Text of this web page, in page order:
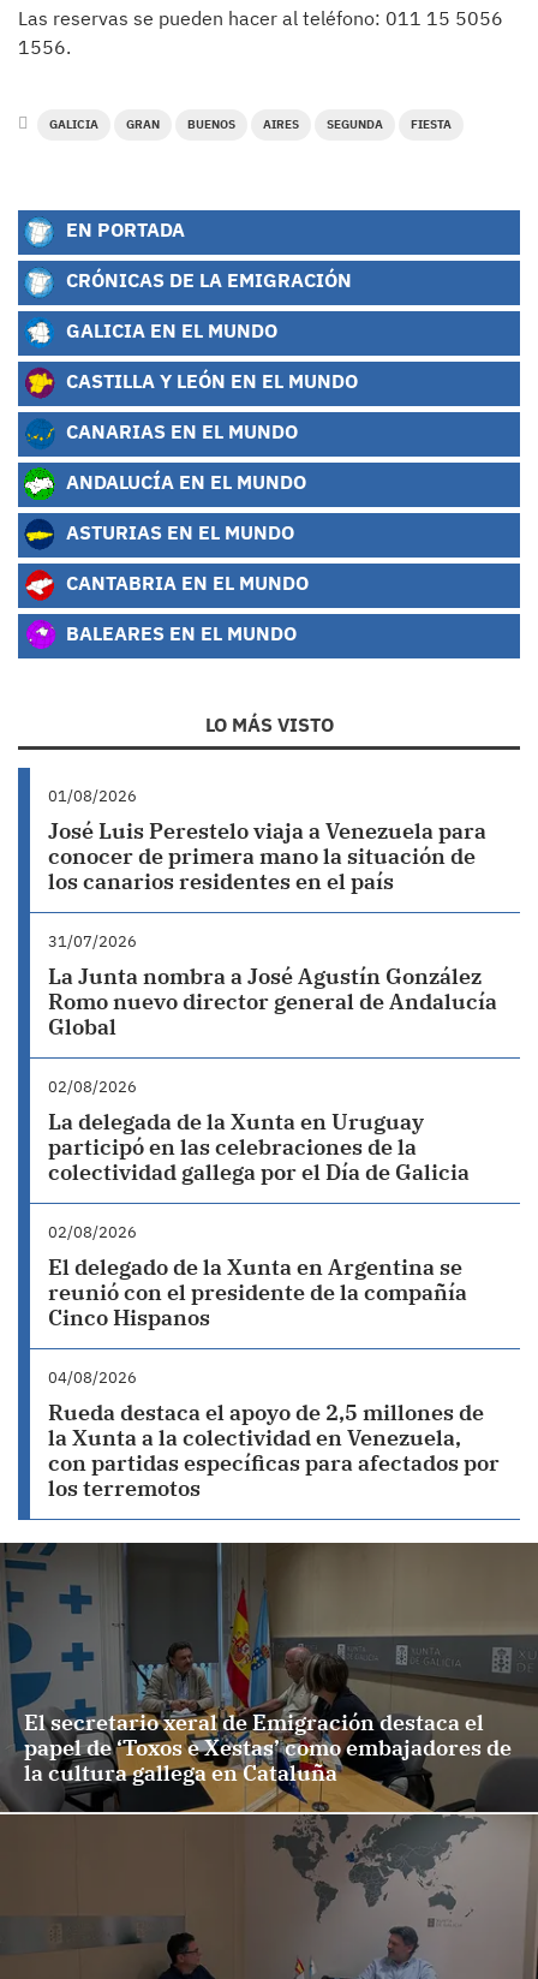
Las reservas se pueden hacer al teléfono: 011 15 5056
1556.
GALICIA GRAN BUENOS AIRES SEGUNDA FIESTA
EN PORTADA
CRÓNICAS DE LA EMIGRACIÓN
GALICIA EN EL MUNDO
CASTILLA Y LEÓN EN EL MUNDO
CANARIAS EN EL MUNDO
ANDALUCÍA EN EL MUNDO
ASTURIAS EN EL MUNDO
CANTABRIA EN EL MUNDO
BALEARES EN EL MUNDO
LO MÁS VISTO
01/08/2026
José Luis Perestelo viaja a Venezuela para
conocer de primera mano la situación de
los canarios residentes en el país
31/07/2026
La Junta nombra a José Agustín González
Romo nuevo director general de Andalucía
Global
02/08/2026
La delegada de la Xunta en Uruguay
participó en las celebraciones de la
colectividad gallega por el Día de Galicia
02/08/2026
El delegado de la Xunta en Argentina se
reunió con el presidente de la compañía
Cinco Hispanos
04/08/2026
Rueda destaca el apoyo de 2,5 millones de
la Xunta a la colectividad en Venezuela,
con partidas específicas para afectados por
los terremotos
El secretario xeral de Emigración destaca el
papel de ‘Toxos e Xestas’ como embajadores de
la cultura gallega en Cataluña